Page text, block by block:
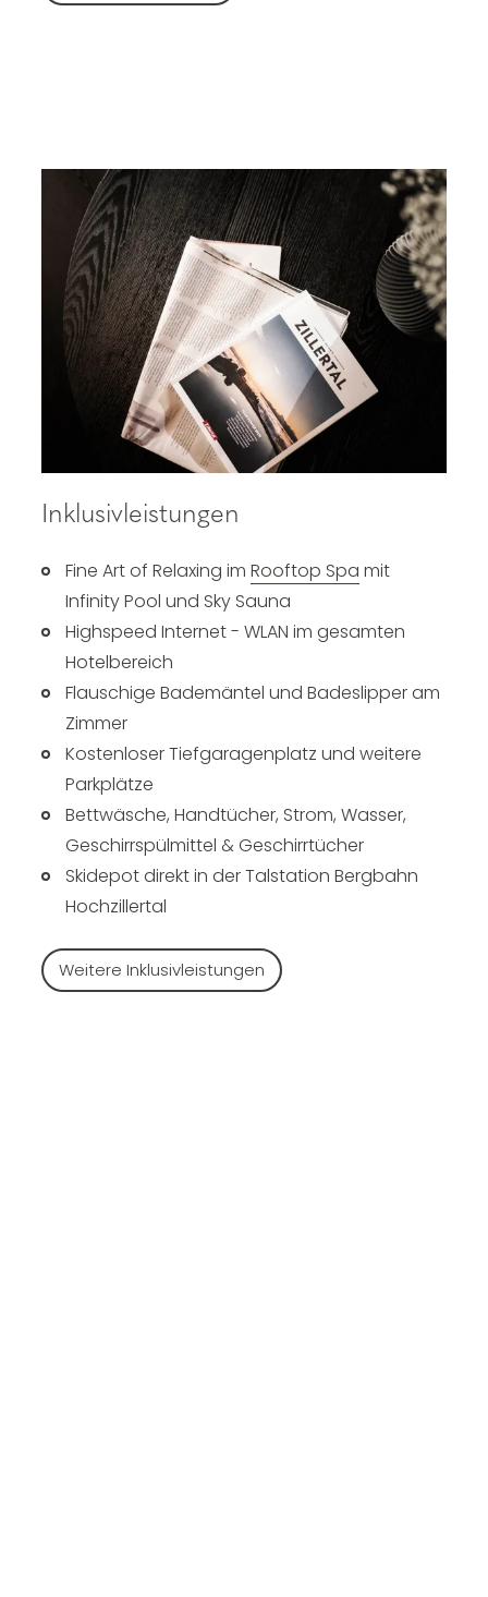
Inklusivleistungen
Fine Art of Relaxing im Rooftop Spa mit
Infinity Pool und Sky Sauna
Highspeed Internet - WLAN im gesamten
Hotelbereich
Flauschige Bademäntel und Badeslipper am
Zimmer
Kostenloser Tiefgaragenplatz und weitere
Parkplätze
Bettwäsche, Handtücher, Strom, Wasser,
Geschirrspülmittel & Geschirrtücher
Skidepot direkt in der Talstation Bergbahn
Hochzillertal
Weitere Inklusivleistungen